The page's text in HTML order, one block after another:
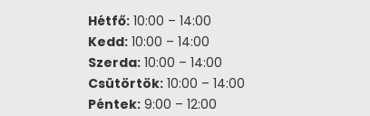
Hétfő: 10:00 – 14:00
Kedd: 10:00 – 14:00
Szerda: 10:00 – 14:00
Csütörtök: 10:00 – 14:00
Péntek: 9:00 – 12:00